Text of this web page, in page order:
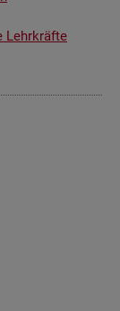
Lehr­kräf­te